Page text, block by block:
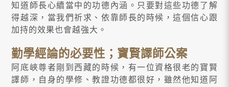
知道師長心續當中的功德內涵。只要對這些功德了解
得越深，當我們祈求、依靠師長的時候，這個信心跟
加持的效果也會越強大。
勤學經論的必要性；寶賢譯師公案
阿底峽尊者剛到西藏的時候，有一位資格很老的寶賢
譯師，自身的學修、教證功德都很好，雖然他知道阿